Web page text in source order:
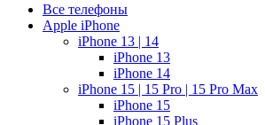
Все телефоны
Apple iPhone
iPhone 13 | 14
iPhone 13
iPhone 14
iPhone 15 | 15 Pro | 15 Pro Max
iPhone 15
iPhone 15 Plus